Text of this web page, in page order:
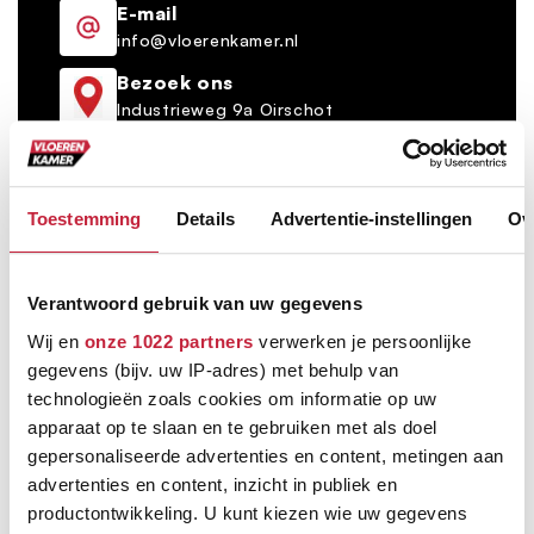
Toestemming Details Advertentie-instellingen
Verantwoord gebruik van uw gegevens
Wij en onze 1022 partners verwerken je persoonlijke
gegevens (bijv. uw IP-adres) met behulp van
technologieën zoals cookies om informatie op uw
apparaat op te slaan en te gebruiken met als doel
gepersonaliseerde advertenties en content, metingen aan
advertenties en content, inzicht in publiek en
productontwikkeling. U kunt kiezen wie uw gegevens
E-mail
info@vloerenkamer.nl
Bezoek ons
Industrieweg 9a Oirschot
Bezorgen én leggen door heel Nederland
Grootste vloerenspeciaalzaak van Brabant
Ruim 600 m² showroom
Keus uit meer dan 5000+ verschillende vloeren
Ruim assortiment, elke stijl